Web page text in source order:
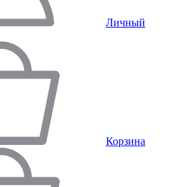
Личный
Корзина